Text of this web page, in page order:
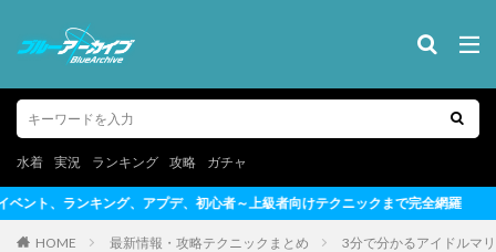
水着 実況 ランキング 攻略 ガチャ
級者向けテクニックまで完全網羅
HOME 最新情報・攻略テクニックまとめ 3分で分かるアイドルマ